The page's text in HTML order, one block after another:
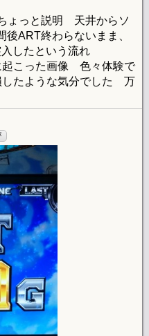
ょっと説明 天井からソ
ART終わらないまま、
したという流れ
起こった画像 色々体験で
したような気分でした 万